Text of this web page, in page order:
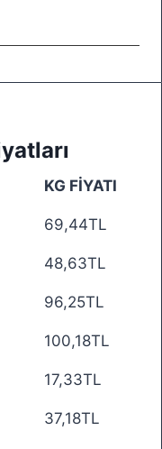
KG FİYATI
69,44TL
48,63TL
96,25TL
100,18TL
17,33TL
37,18TL